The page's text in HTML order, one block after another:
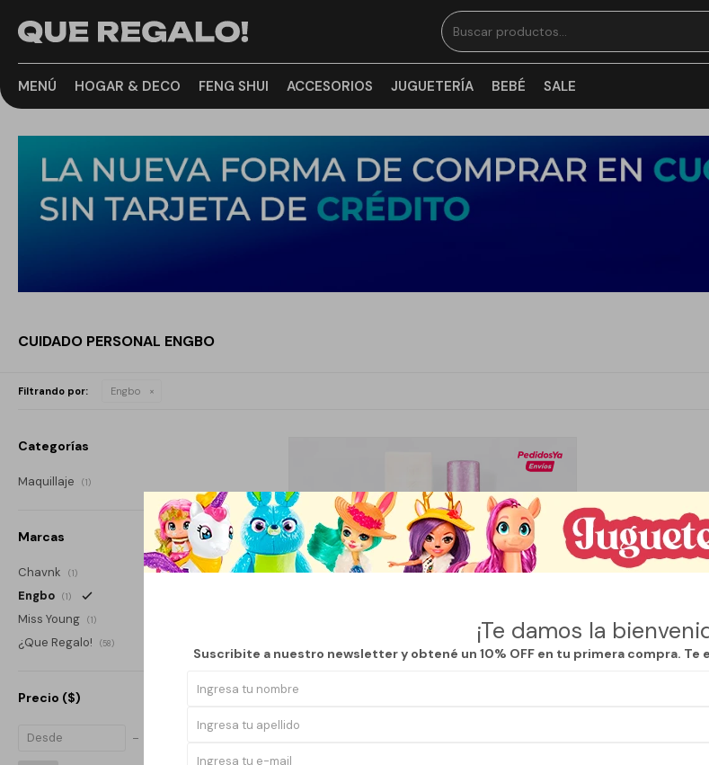
¡Te damos la
Suscribite a nuestro newsletter y obtené un 10% OFF en tu primera compra.
MENÚ HOGAR & DECO FENG SHUI ACCESORIOS JUGUETERÍA BEBÉ SALE
CUIDADO PERSONAL ENGBO
Filtrando por: Engbo
Categorías
Maquillaje (1)
Marcas
Chavnk (1)
Engbo (1)
Miss Young (1)
¿Que Regalo! (58)
Precio ($)